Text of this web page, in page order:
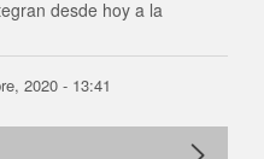
desde hoy a la
2020 - 13:41